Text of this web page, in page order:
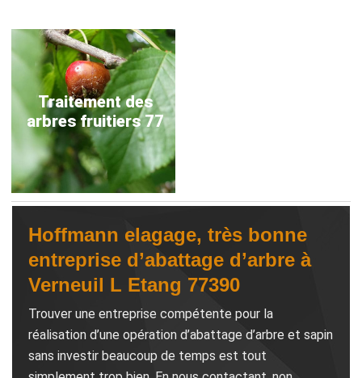
Traitement des
arbres fruitiers 77
Hoffmann elagage, très bonne
entreprise d’abattage d’arbre à
Verneuil L Etang 77390
Trouver une entreprise compétente pour la
réalisation d’une opération d’abattage d’arbre et sapin
sans investir beaucoup de temps est tout